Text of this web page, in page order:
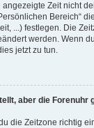
Zeit nicht
Bereich“
...) festlegen. Die
werden. Wenn
jetzt zu tun.
aber die Forenuhr
die Zeitzone richtig